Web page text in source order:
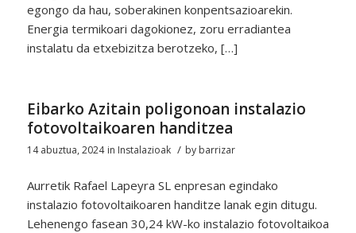
egongo da hau, soberakinen konpentsazioarekin.
Energia termikoari dagokionez, zoru erradiantea
instalatu da etxebizitza berotzeko, […]
Eibarko Azitain poligonoan instalazio
fotovoltaikoaren handitzea
14 abuztua, 2024 in Instalazioak / by barrizar
Aurretik Rafael Lapeyra SL enpresan egindako
instalazio fotovoltaikoaren handitze lanak egin ditugu.
Lehenengo fasean 30,24 kW-ko instalazio fotovoltaikoa